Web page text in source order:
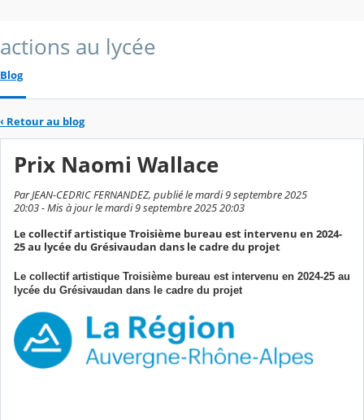
actions au lycée
Blog
‹ Retour au blog
Prix Naomi Wallace
Par JEAN-CEDRIC FERNANDEZ, publié le mardi 9 septembre 2025
20:03 - Mis à jour le mardi 9 septembre 2025 20:03
Le collectif artistique Troisième bureau est intervenu en 2024-
25 au lycée du Grésivaudan dans le cadre du projet
Le collectif artistique Troisième bureau est intervenu en 2024-25 au
lycée du Grésivaudan dans le cadre du projet